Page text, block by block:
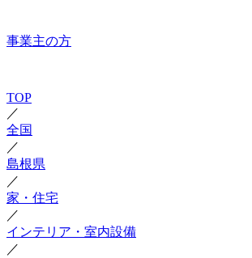
事業主の方
TOP
／
全国
／
島根県
／
家・住宅
／
インテリア・室内設備
／